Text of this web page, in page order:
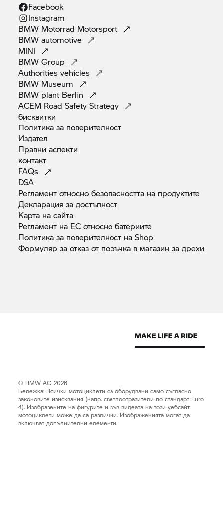
Facebook
Instagram
BMW Motorrad Motorsport
BMWautomotive
MINI
BMWGroup
Authoritiesvehicles
BMW Museum
BMW plant Berlin
ACEM Road SafetyStrategy
бисквитки
Политика за поверителност
Издател
Правниаспекти
контакт
FAQs
DSA
Регламент относно безопасността на продуктите
Декларация задостъпност
Карта насайта
Регламент на ЕС относнобатериите
Политика за поверителност наShop
Формуляр за отказ от поръчка в магазин задрехи
© BMW AG 2026
Бележка: Всички мотоциклети са оборудвани само съгласно
законовите изисквания (напр. светлоотразители по стандарт Euro
4). Изобразените на фигурите и във видеата на този уебсайт
мотоциклети може да са различни. Изображенията могат да
включват допълнителни елементи.